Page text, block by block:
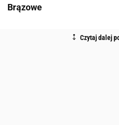
Brązowe